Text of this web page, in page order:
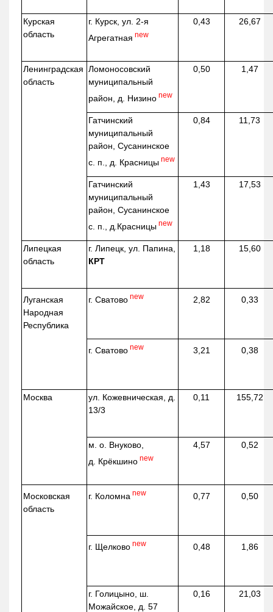
Курская
область
г. Курск, ул. 2-я
Агрегатная new
0,43 26,67
Ленинградская
область
Ломоносовский
муниципальный
район, д. Низино new
0,50 1,47
Гатчинский
муниципальный
район, Сусанинское
с. п., д. Красницы new
0,84 11,73
Гатчинский
муниципальный
район, Сусанинское
с. п., д.Красницы new
1,43 17,53
Липецкая
область
г. Липецк, ул. Папина,
КРТ
1,18 15,60
Луганская
Народная
Республика
г. Сватово new 2,82 0,33
г. Сватово new 3,21 0,38
Москва ул. Кожевническая , д.
13/3
0,11 155,72
м. о. Внуково,
д. Крёкшино new
4,57 0,52
Московская
область
г. Коломна new 0,77 0,50
г. Щелково new 0,48 1,86
г. Голицыно, ш.
Можайское, д. 57
0,16 21,03